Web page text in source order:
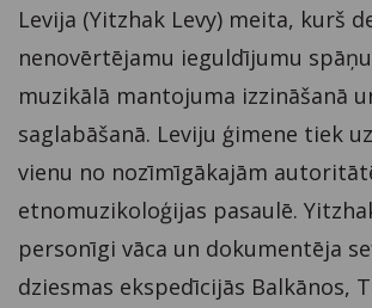
Levija (Yitzhak Levy) meita, kurš
nenovērtējamu ieguldījumu
muzikālā mantojuma izzināšanā
saglabāšanā. Leviju ģimene tiek
vienu no nozīmīgākajām
etnomuzikoloģijas pasaulē.
personīgi vāca un dokumentēja
dziesmas ekspedīcijās Balkānos,